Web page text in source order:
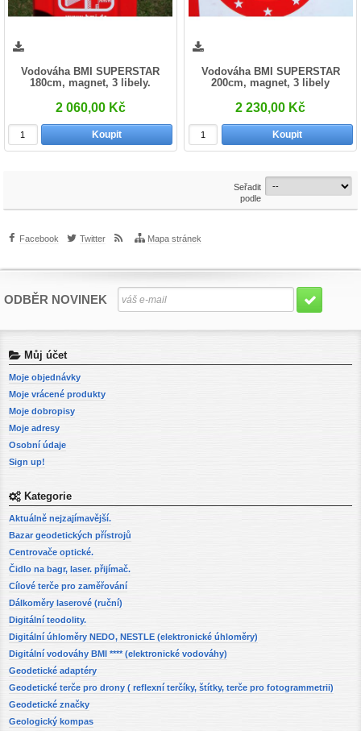
Vodováha BMI SUPERSTAR
180cm, magnet, 3 libely.
2 060,00 Kč
Koupit
Vodováha BMI SUPERSTAR
200cm, magnet, 3 libely
2 230,00 Kč
Koupit
Seřadit
podle
Facebook Twitter Mapa stránek
ODBĚR NOVINEK
Můj účet
Moje objednávky
Moje vrácené produkty
Moje dobropisy
Moje adresy
Osobní údaje
Sign up!
Kategorie
Aktuálně nejzajímavější.
Bazar geodetických přístrojů
Centrovače optické.
Čidlo na bagr, laser. přijímač.
Cílové terče pro zaměřování
Dálkoměry laserové (ruční)
Digitální teodolity.
Digitální úhloměry NEDO, NESTLE (elektronické úhloměry)
Digitální vodováhy BMI **** (elektronické vodováhy)
Geodetické adaptéry
Geodetické terče pro drony ( reflexní terčíky, štítky, terče pro fotogrammetrii)
Geodetické značky
Geologický kompas